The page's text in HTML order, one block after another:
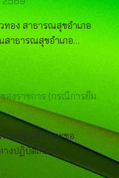
อง สาธารณสุขอำเภอ
สาธารณสุขอำเภอ…
องราชการ (กรณีการยืม
างปฏิบัติฯ และขอ
งปฏิบัติเกี่ยวกั…